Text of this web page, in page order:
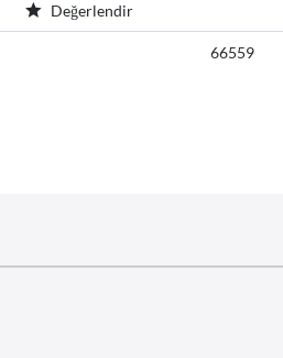
Değerlendir
66559